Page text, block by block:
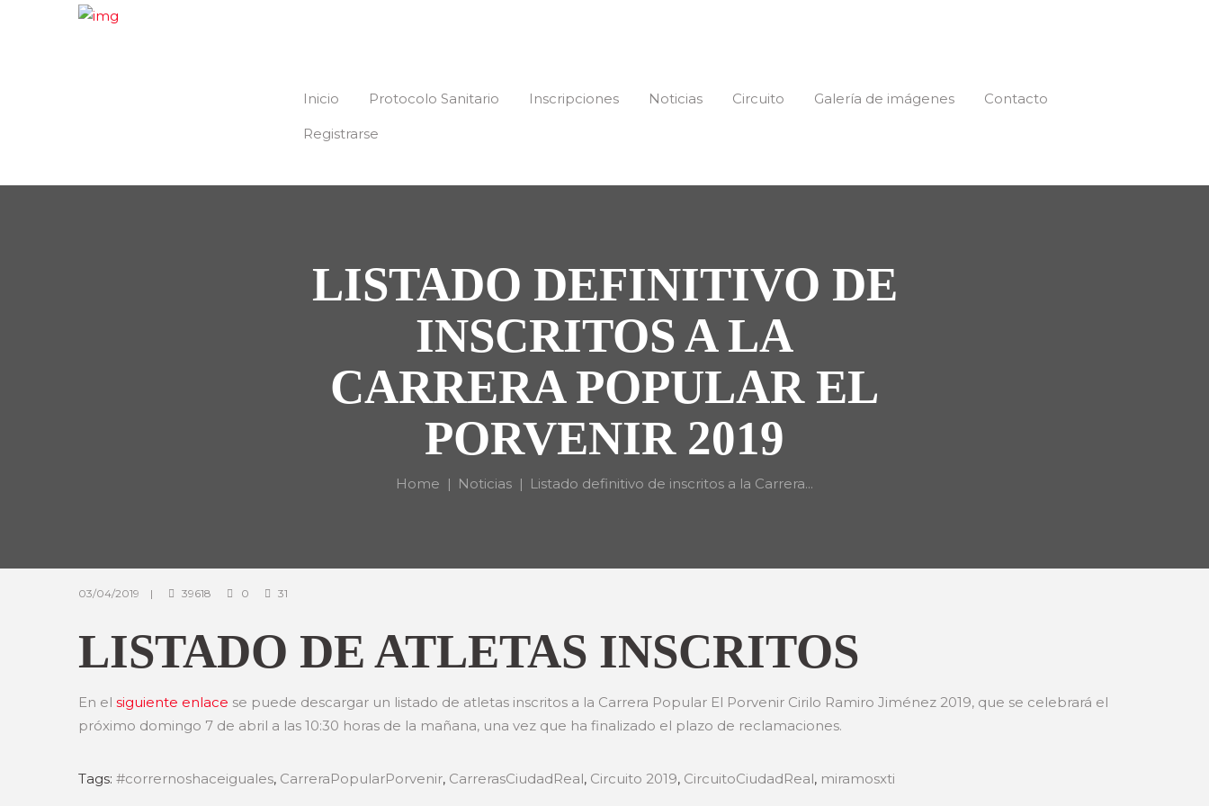
Inicio Protocolo Sanitario Inscripciones Noticias Circuito Galería de imágenes Contacto
Registrarse
LISTADO DEFINITIVO DE
INSCRITOS A LA
CARRERA POPULAR EL
PORVENIR 2019
Home Noticias Listado definitivo de inscritos a la Carrera...
03/04/2019 39618 0 31
LISTADO DE ATLETAS INSCRITOS
En el siguiente enlace se puede descargar un listado de atletas inscritos a la Carrera Popular El Porvenir Cirilo Ramiro Jiménez 2019, que se celebrará el
próximo domingo 7 de abril a las 10:30 horas de la mañana, una vez que ha finalizado el plazo de reclamaciones.
Tags: #corrernoshaceiguales, CarreraPopularPorvenir, CarrerasCiudadReal, Circuito 2019, CircuitoCiudadReal, miramosxti